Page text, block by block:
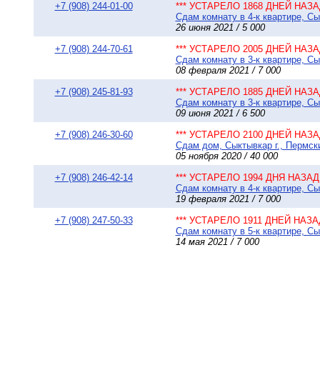
+7 (908) 244-01-00
*** УСТАРЕЛО 1868 ДНЕЙ
Сдам комнату в 4-к квартире,
26 июня 2021 / 5 000
+7 (908) 244-70-61
*** УСТАРЕЛО 2005 ДНЕЙ
Сдам комнату в 3-к квартире,
08 февраля 2021 / 7 000
+7 (908) 245-81-93
*** УСТАРЕЛО 1885 ДНЕЙ
Сдам комнату в 3-к квартире,
09 июня 2021 / 6 500
+7 (908) 246-30-60
*** УСТАРЕЛО 2100 ДНЕЙ
Сдам дом, Сыктывкар г.,
05 ноября 2020 / 40 000
+7 (908) 246-42-14
*** УСТАРЕЛО 1994 ДНЯ НАЗАД
Сдам комнату в 4-к квартире,
19 февраля 2021 / 7 000
+7 (908) 247-50-33
*** УСТАРЕЛО 1911 ДНЕЙ
Сдам комнату в 5-к квартире,
14 мая 2021 / 7 000